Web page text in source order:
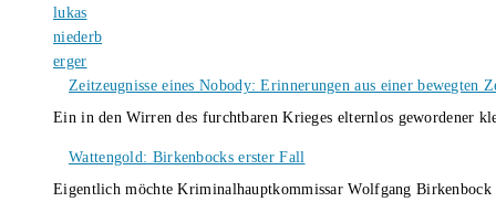
Zeitzeugnisse eines Nobody: Erinnerungen aus einer bewegten
Ein in den Wirren des furchtbaren Krieges elternlos gewordener
Wattengold: Birkenbocks erster Fall
Eigentlich möchte Kriminalhauptkommissar Wolfgang